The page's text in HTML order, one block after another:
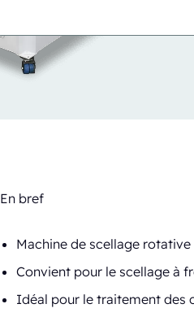
En bref
Machine de scellage
Convient pour le scellage à
Idéal pour le traitement des